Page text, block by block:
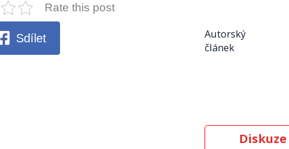
Rate this post
Sdílet
Autorský
článek
Diskuze